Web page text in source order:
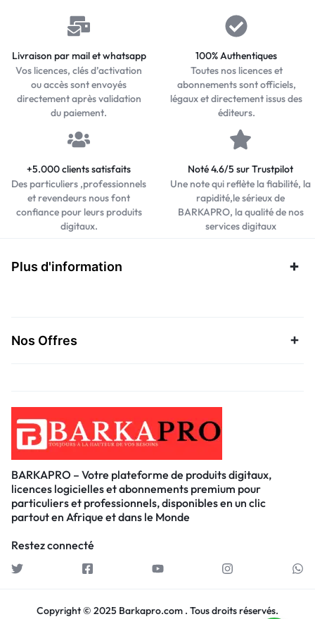
Livraison par mail et whatsapp
Vos licences, clés d’activation
ou accès sont envoyés
directement après validation
du paiement.
100% Authentiques
Toutes nos licences et
abonnements sont officiels,
légaux et directement issus des
éditeurs.
+5.000 clients satisfaits
Des particuliers ,professionnels
et revendeurs nous font
confiance pour leurs produits
digitaux.
Noté 4.6/5 sur Trustpilot
Une note qui reflète la fiabilité, la
rapidité,le sérieux de
BARKAPRO, la qualité de nos
services digitaux
Plus d'information
Nos Offres
BARKAPRO – Votre plateforme de produits digitaux,
licences logicielles et abonnements premium pour
particuliers et professionnels, disponibles en un clic
partout en Afrique et dans le Monde
Restez connecté
Copyright © 2025 Barkapro.com . Tous droits réservés.